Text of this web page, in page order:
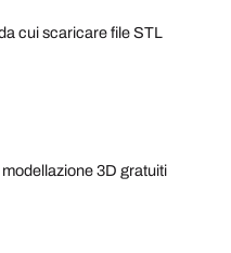
cui scaricare file STL
3D gratuiti